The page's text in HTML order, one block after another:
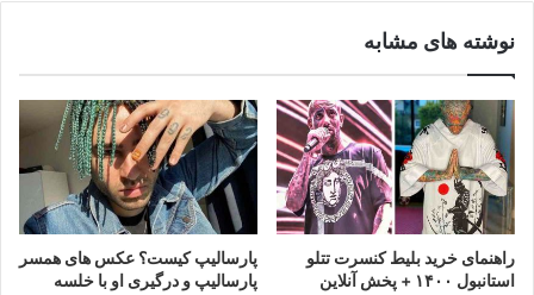
نوشته های مشابه
راهنمای خرید بلیط کنسرت تتلو
استانبول ۱۴۰۰ + پخش آنلاین
پارسالیپ کیست؟ عکس های همسر
پارسالیپ و درگیری او با خلسه